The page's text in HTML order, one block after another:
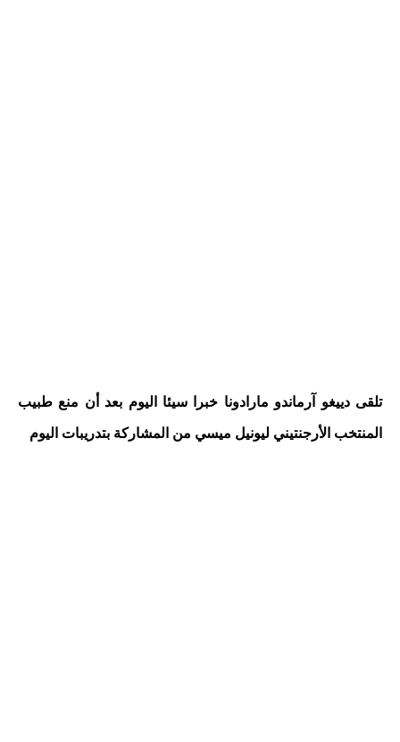
تلقى دييغو آرماندو مارادونا خبرا سيئا اليوم بعد أن منع طبيب
المنتخب الأرجنتيني ليونيل ميسي من المشاركة بتدريبات اليوم